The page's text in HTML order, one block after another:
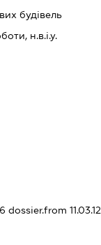
будівель
н.в.і.у.
dossier.from 11.03.12